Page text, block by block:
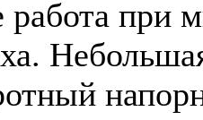
работа при